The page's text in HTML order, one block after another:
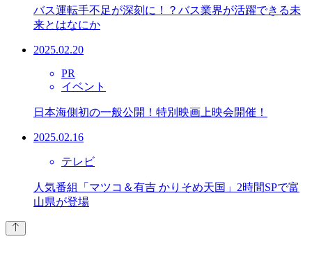
バス運転手不足が深刻に！？バス業界が活躍できる未
来とはなにか
2025.02.20
PR
イベント
日本海側初の一般公開！特別映画上映会開催！
2025.02.16
テレビ
人気番組「マツコ＆有吉 かりそめ天国」2時間SPで富
山県が登場